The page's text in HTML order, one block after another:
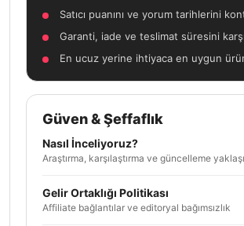
Satıcı puanını ve yorum tarihlerini
Garanti, iade ve teslimat süresini
En ucuz yerine ihtiyaca en uygun
Güven & Şeffaflık
Nasıl İnceliyoruz?
Araştırma, karşılaştırma ve güncelleme
Gelir Ortaklığı Politikası
Affiliate bağlantılar ve editoryal bağımsızlık